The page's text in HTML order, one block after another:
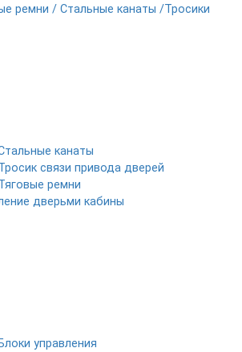
ремни / Стальные канаты /Тросики
канаты
связи привода дверей
ремни
дверьми кабины
Блоки управления